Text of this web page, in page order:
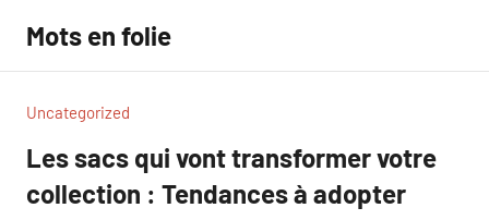
contenu
Mots en folie
Uncategorized
Les sacs qui vont transformer votre
collection : Tendances à adopter